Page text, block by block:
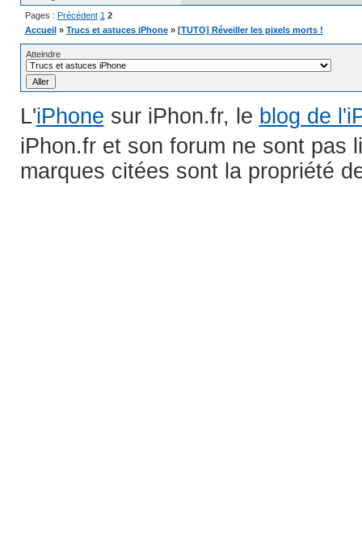
Pages : Précédent 1 2
Accueil » Trucs et astuces iPhone » [TUTO] Réveiller les pixels morts !
Atteindre
L'iPhone sur iPhon.fr, le blog de
iPhon.fr et son forum ne sont pas
marques citées sont la propriété